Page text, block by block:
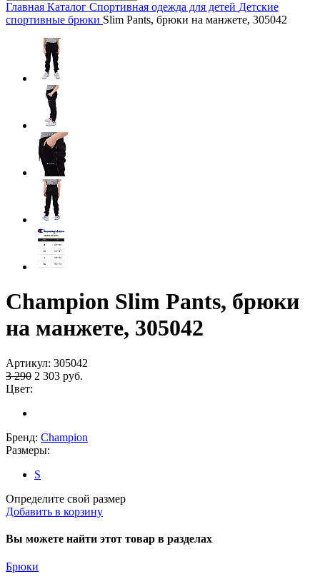
Главная Каталог Спортивная одежда для детей Детские
спортивные брюки Slim Pants, брюки на манжете, 305042
Champion Slim Pants, брюки
на манжете, 305042
Артикул: 305042
3 290 2 303 руб.
Цвет:
Бренд: Champion
Размеры:
S
Определите свой размер
Добавить в корзину
Вы можете найти этот товар в разделах
Брюки